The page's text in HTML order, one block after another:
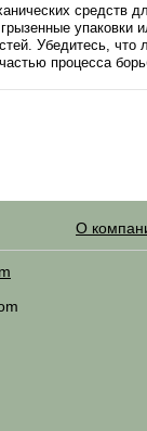
средств
упаковки
Убедитесь,
процесса
О